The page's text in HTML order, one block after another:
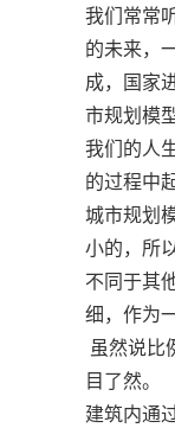
我们常常
的未来，
成，国家
市规划模
我们的人
的过程中
城市规划
小的，所
不同于其
细，作为
虽然说比
目了然。
建筑内通